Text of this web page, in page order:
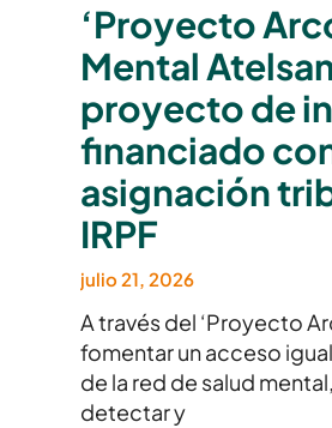
‘Proyecto
Mental
proyecto de
financiado
asignación
IRPF
julio 21, 2026
A través del ‘Proyecto
fomentar un acceso
de la red de salud
detectar y